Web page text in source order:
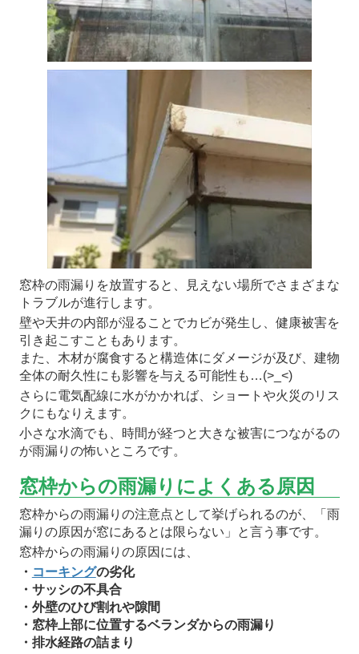
窓枠の雨漏りを放置すると、見えない場所でさまざまな
トラブルが進行します。
壁や天井の内部が湿ることでカビが発生し、健康被害を
引き起こすこともあります。
また、木材が腐食すると構造体にダメージが及び、建物
全体の耐久性にも影響を与える可能性も…(>_<)
さらに電気配線に水がかかれば、ショートや火災のリス
クにもなりえます。
小さな水滴でも、時間が経つと大きな被害につながるの
が雨漏りの怖いところです。
窓枠からの雨漏りによくある原因
窓枠からの雨漏りの注意点として挙げられるのが、「雨
漏りの原因が窓にあるとは限らない」と言う事です。
窓枠からの雨漏りの原因には、
・ コーキングの劣化
・サッシの不具合
・外壁のひび割れや隙間
・窓枠上部に位置するベランダからの雨漏り
・排水経路の詰まり